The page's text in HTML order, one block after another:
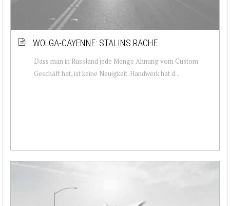
WOLGA-CAYENNE: STALINS RACHE
Dass man in Russland jede Menge Ahnung vom Custom-
Geschäft hat, ist keine Neuigkeit. Handwerk hat d...